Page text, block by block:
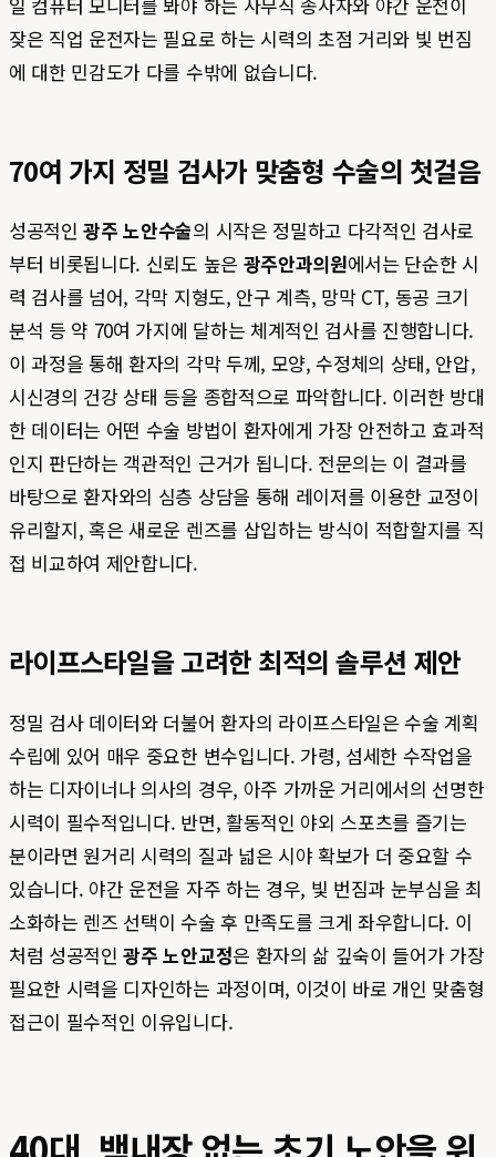
잦은 직업 운전자는 필요로 하는 시력의 초점 거리와 빛 번짐
에 대한 민감도가 다를 수밖에 없습니다.
70여 가지 정밀 검사가 맞춤형 수술의 첫걸음
성공적인광주 노안수술의 시작은 정밀하고 다각적인 검사로
부터 비롯됩니다. 신뢰도 높은 광주안과의원에서는 단순한 시
력 검사를 넘어, 각막 지형도, 안구 계측, 망막 CT, 동공 크기
분석 등 약 70여 가지에 달하는 체계적인 검사를 진행합니다.
이 과정을 통해 환자의 각막 두께, 모양, 수정체의 상태, 안압,
시신경의 건강 상태 등을 종합적으로 파악합니다. 이러한 방대
한 데이터는 어떤 수술 방법이 환자에게 가장 안전하고 효과적
인지 판단하는 객관적인 근거가 됩니다. 전문의는 이 결과를
바탕으로 환자와의 심층 상담을 통해 레이저를 이용한 교정이
유리할지, 혹은 새로운 렌즈를 삽입하는 방식이 적합할지를 직
접 비교하여 제안합니다.
라이프스타일을 고려한 최적의 솔루션 제안
정밀 검사 데이터와 더불어 환자의 라이프스타일은 수술 계획
수립에 있어 매우 중요한 변수입니다. 가령, 섬세한 수작업을
하는 디자이너나 의사의 경우, 아주 가까운 거리에서의 선명한
시력이 필수적입니다. 반면, 활동적인 야외 스포츠를 즐기는
분이라면 원거리 시력의 질과 넓은 시야 확보가 더 중요할 수
있습니다. 야간 운전을 자주 하는 경우, 빛 번짐과 눈부심을 최
소화하는 렌즈 선택이 수술 후 만족도를 크게 좌우합니다. 이
처럼 성공적인광주 노안교정은 환자의 삶 깊숙이 들어가 가장
필요한 시력을 디자인하는 과정이며, 이것이 바로 개인 맞춤형
접근이 필수적인 이유입니다.